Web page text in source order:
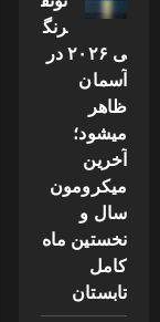
رنگ
ی ۲۰۲۶ در
آسمان
ظاهر
میشود؛
آخرین
میکرومون
سال و
نخستین ماه
کامل
تابستان